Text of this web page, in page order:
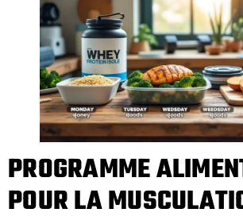
PROGRAMME
POUR LA